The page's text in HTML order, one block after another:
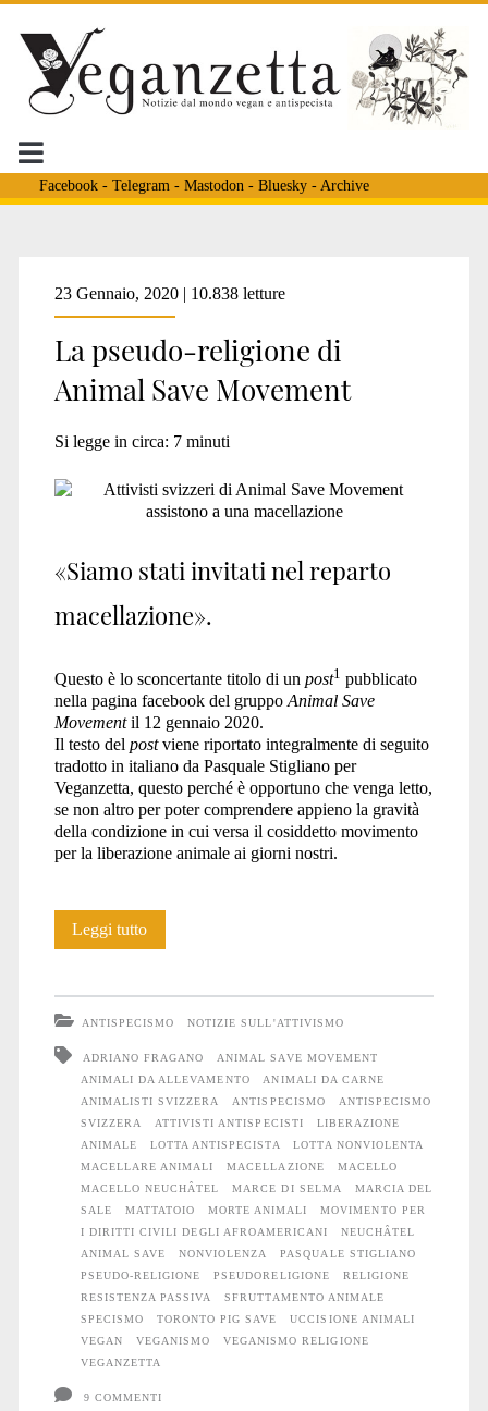
Facebook- Telegram - Mastodon - Bluesky- Archive
Tag:
<span>lotta
nonviolenta</span>
23 Gennaio, 2020 | 10.838 letture
La pseudo-religione di
Animal Save Movement
Si legge in circa: 7 minuti
«Siamo stati invitati nel reparto
macellazione».
Questo è lo sconcertante titolo di un post1 pubblicato
nella pagina facebook del gruppo Animal Save
Movementil 12 gennaio 2020.
Il testo del postviene riportato integralmente di seguito
tradotto in italiano da Pasquale Stigliano per
Veganzetta, questo perché è opportuno che venga letto,
se non altro per poter comprendere appieno la gravità
della condizione in cui versa il cosiddetto movimento
per la liberazione animale ai giorni nostri.
Leggi tuttoLa
Animal
Save
Movement
ANTISPECISMO NOTIZIE SULL'ATTIVISMO
ADRIANO FRAGANO
ANIMAL SAVE MOVEMENT
ANIMALI DA ALLEVAMENTO
ANIMALI DA CARNE
ANIMALISTI SVIZZERA
ANTISPECISMO
ANTISPECISMO
SVIZZERA
ATTIVISTI ANTISPECISTI
LIBERAZIONE
ANIMALE
LOTTA ANTISPECISTA
LOTTA NONVIOLENTA
MACELLARE ANIMALI
MACELLAZIONE
MACELLO
MACELLO NEUCHÂTEL
MARCE DI SELMA
MARCIA DEL
SALE
MATTATOIO MORTE ANIMALI
MOVIMENTO PER
I DIRITTI CIVILI DEGLI AFROAMERICANI
NEUCHÂTEL
ANIMAL SAVE
NONVIOLENZA
PASQUALE STIGLIANO
PSEUDO-RELIGIONE
PSEUDORELIGIONE
RELIGIONE
RESISTENZA PASSIVA
SFRUTTAMENTO ANIMALE
SPECISMO
TORONTO PIG SAVE
UCCISIONE ANIMALI
VEGAN
VEGANISMO
VEGANISMO RELIGIONE
VEGANZETTA
9 COMMENTI